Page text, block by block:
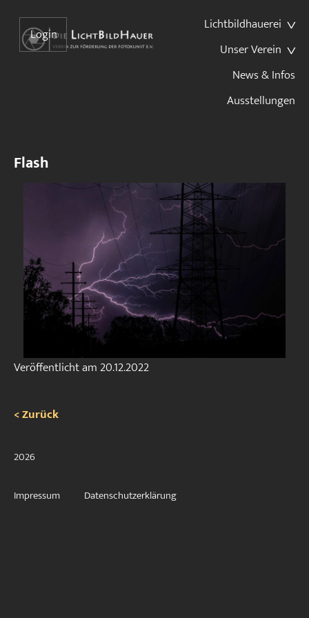
Lichtbildhauerei
Unser Verein
News & Infos
Ausstellungen
Login
Flash
Veröffentlicht am20.12.2022
< Zurück
2026
Impressum Datenschutzerklärung